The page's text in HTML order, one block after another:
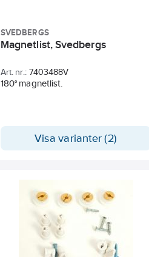
SVEDBERGS
Magnetlist, Svedbergs
Art. nr.: 7403488V
180° magnetlist.
Visa varianter (2)